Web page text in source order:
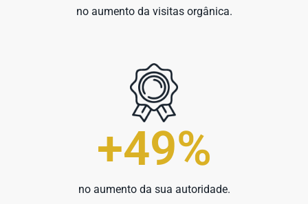
no aumento da visitas orgânica.
+50%
no aumento da sua autoridade.